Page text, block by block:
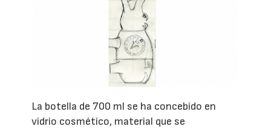
La botella de 700 ml se ha concebido en
vidrio cosmético, material que se